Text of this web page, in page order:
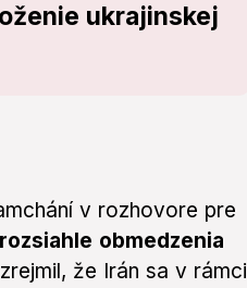
ukrajinskej
v rozhovore pre
obmedzenia
že Irán sa v rámci